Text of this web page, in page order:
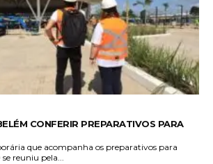
CONFERIR PREPARATIVOS PARA
que acompanha os preparativos para
reuniu pela...